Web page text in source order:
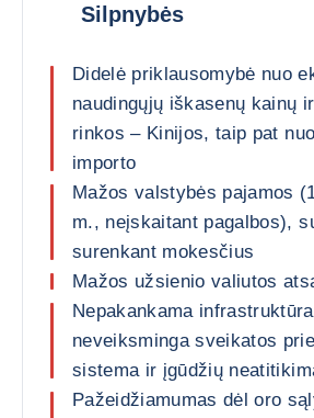
Silpnybės
Didelė priklausomybė nuo
naudingųjų iškasenų kainų
rinkos – Kinijos, taip pat
importo
Mažos valstybės pajamos
m., neįskaitant pagalbos),
surenkant mokesčius
Mažos užsienio valiutos
Nepakankama
neveiksminga sveikatos
sistema ir įgūdžių
Pažeidžiamumas dėl oro